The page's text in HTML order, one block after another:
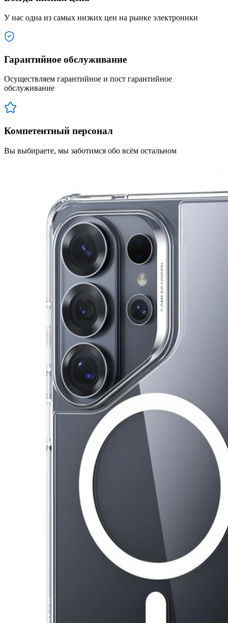
У нас одна из самых низких цен на рынке электроники
Гарантийное обслуживание
Осуществляем гарантийное и пост гарантийное
обслуживание
Компетентный персонал
Вы выбираете, мы заботимся обо всём остальном